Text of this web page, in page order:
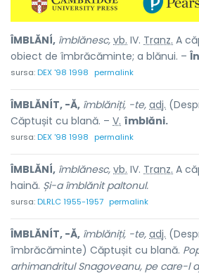
ÎMBLĂNÍ, îmblănesc, vb. IV. Tranz. A
obiect de îmbrăcăminte; a blănui. – În
sursa:DEX '98 1998 permalink
ÎMBLĂNÍT, -Ă, îmblăniți, -te, adj.
Căptușit cu blană. – V. îmblăni.
sursa:DEX '98 1998 permalink
ÎMBLĂNÍ, îmblănesc, vb. IV. Tranz. A
haină. Și-a îmblănit paltonul.
sursa:DLRLC 1955-1957 permalink
ÎMBLĂNÍT, -Ă, îmblăniți, -te, adj.
îmbrăcăminte) Căptușit cu blană.
arhimandritul Snagoveanu, pe care-l